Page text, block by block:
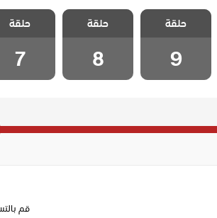
مسلسل اسمه
حب الحلقة 9
حلقة
9
مسلسل اسمه
حب الحلقة 8
حلقة
8
مسلسل
حب الحلقة 7
حلقة
7
قم